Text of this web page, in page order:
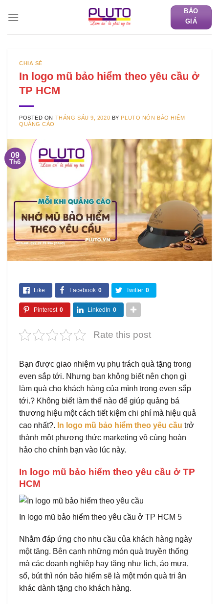
BÁO
GIÁ
CHIA SẺ
In logo mũ bảo hiểm theo yêu cầu ở
TP HCM
POSTED ON THÁNG SÁU 9, 2020 BY PLUTO NÓN BẢO HIỂM
QUẢNG CÁO
09
Th6
Like Facebook 0 Twitter 0
Pinterest 0 LinkedIn 0
Rate this post
Bạn được giao nhiệm vụ phụ trách quà tặng trong
even sắp tới. Nhưng bạn không biết nên chọn gì
làm quà cho khách hàng của mình trong even sắp
tới.? Không biết làm thế nào để giúp quảng bá
thương hiệu một cách tiết kiệm chi phí mà hiệu quả
cao nhất?. In logo mũ bảo hiểm theo yêu cầu trở
thành một phương thức marketing vô cùng hoàn
hảo cho chính bạn vào lúc này.
In logo mũ bảo hiểm theo yêu cầu ở TP
HCM
In logo mũ bảo hiểm theo yêu cầu ở TP HCM 5
Nhằm đáp ứng cho nhu cầu của khách hàng ngày
một tăng. Bên cạnh những món quà truyền thống
mà các doanh nghiệp hay tặng như lịch, áo mưa,
sổ, bút thì nón bảo hiểm sẽ là một món quà tri ân
khác dành tặng cho khách hàng.